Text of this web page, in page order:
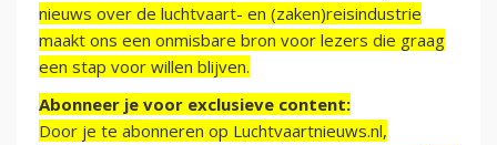
nieuws over de luchtvaart- en (zaken)reisindustrie
maakt ons een onmisbare bron voor lezers die graag
een stap voor willen blijven.
Abonneer je voor exclusieve content:
Door je te abonneren op Luchtvaartnieuws.nl,